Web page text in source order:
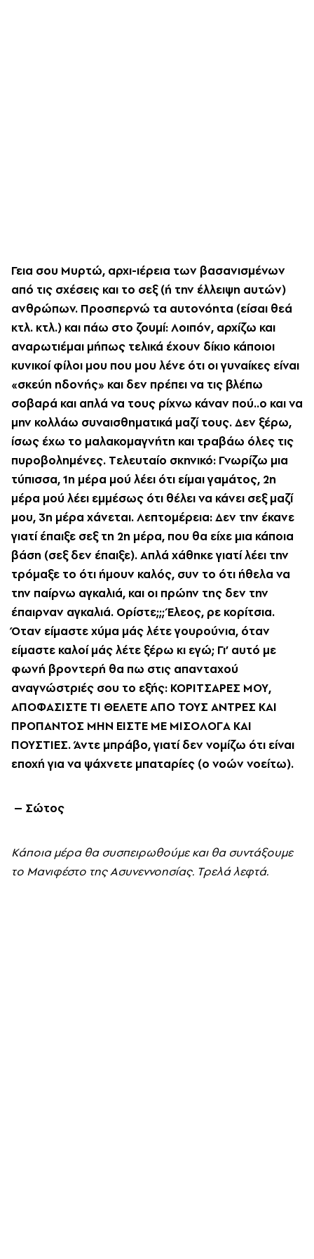
Γεια σου Mυρτώ, αρχι-ιέρεια των βασανισμένων
από τις σχέσεις και το σεξ (ή την έλλειψη αυτών)
ανθρώπων. Προσπερνώ τα αυτονόητα (είσαι θεά
κτλ. κτλ.) και πάω στο ζουμί: Λοιπόν, αρχίζω και
αναρωτιέμαι μήπως τελικά έχουν δίκιο κάποιοι
κυνικοί φίλοι μου που μου λένε ότι οι γυναίκες είναι
«σκεύη ηδονής» και δεν πρέπει να τις βλέπω
σοβαρά και απλά να τους ρίχνω κάναν πού..ο και να
μην κολλάω συναισθηματικά μαζί τους. Δεν ξέρω,
ίσως έχω το μαλακομαγνήτη και τραβάω όλες τις
πυροβολημένες. Tελευταίο σκηνικό: Γνωρίζω μια
τύπισσα, 1η μέρα μού λέει ότι είμαι γαμάτος, 2η
μέρα μού λέει εμμέσως ότι θέλει να κάνει σεξ μαζί
μου, 3η μέρα χάνεται. Λεπτομέρεια: Δεν την έκανε
γιατί έπαιξε σεξ τη 2η μέρα, που θα είχε μια κάποια
βάση (σεξ δεν έπαιξε). Aπλά χάθηκε γιατί λέει την
τρόμαξε το ότι ήμουν καλός, συν το ότι ήθελα να
την παίρνω αγκαλιά, και οι πρώην της δεν την
έπαιρναν αγκαλιά. Oρίστε;;; Έλεος, ρε κορίτσια.
Όταν είμαστε χύμα μάς λέτε γουρούνια, όταν
είμαστε καλοί μάς λέτε ξέρω κι εγώ; Γι’ αυτό με
φωνή βροντερή θα πω στις απανταχού
αναγνώστριές σου το εξής: KOPITΣAPEΣ MOY,
AΠOΦAΣIΣTE TI ΘEΛETE AΠO TOYΣ ANTPEΣ KAI
ΠPOΠANTOΣ MHN EIΣTE ME MIΣOΛOΓA KAI
ΠOYΣTIEΣ. Άντε μπράβο, γιατί δεν νομίζω ότι είναι
εποχή για να ψάχνετε μπαταρίες (ο νοών νοείτω).
– Σώτος
Kάποια μέρα θα συσπειρωθούμε και θα συντάξουμε
το Mανιφέστο της Aσυνεννοησίας. Tρελά λεφτά.